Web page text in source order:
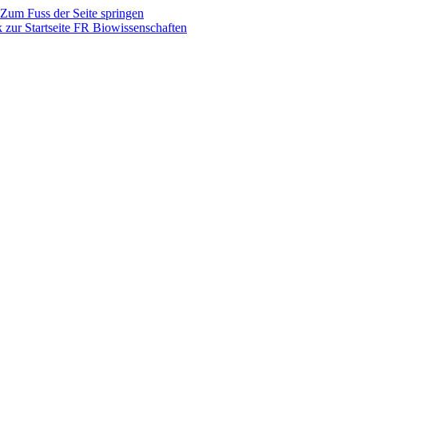
Zum Fuss der Seite springen
FR Biowissenschaften